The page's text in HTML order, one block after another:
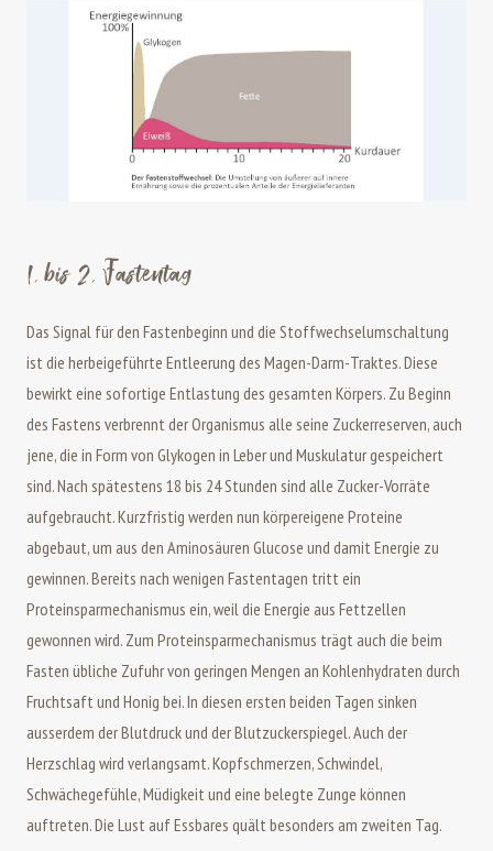
1. bis 2. Fastentag
Das Signal für den Fastenbeginn und die Stoffwechselumschaltung
ist die herbeigeführte Entleerung des Magen-Darm-Traktes. Diese
bewirkt eine sofortige Entlastung des gesamten Körpers. Zu Beginn
des Fastens verbrennt der Organismus alle seine Zuckerreserven, auch
jene, die in Form von Glykogen in Leber und Muskulatur gespeichert
sind. Nach spätestens 18 bis 24 Stunden sind alle Zucker-Vorräte
aufgebraucht. Kurzfristig werden nun körpereigene Proteine
abgebaut, um aus den Aminosäuren Glucose und damit Energie zu
gewinnen. Bereits nach wenigen Fastentagen tritt ein
Proteinsparmechanismus ein, weil die Energie aus Fettzellen
gewonnen wird. Zum Proteinsparmechanismus trägt auch die beim
Fasten übliche Zufuhr von geringen Mengen an Kohlenhydraten durch
Fruchtsaft und Honig bei. In diesen ersten beiden Tagen sinken
ausserdem der Blutdruck und der Blutzuckerspiegel. Auch der
Herzschlag wird verlangsamt. Kopfschmerzen, Schwindel,
Schwächegefühle, Müdigkeit und eine belegte Zunge können
auftreten. Die Lust auf Essbares quält besonders am zweiten Tag.